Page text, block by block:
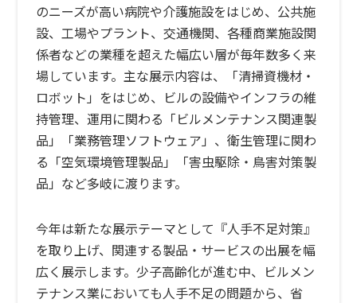
のニーズが高い病院や介護施設をはじめ、公共施
設、工場やプラント、交通機関、各種商業施設関
係者などの業種を超えた幅広い層が毎年数多く来
場しています。主な展示内容は、「清掃資機材・
ロボット」をはじめ、ビルの設備やインフラの維
持管理、運用に関わる「ビルメンテナンス関連製
品」「業務管理ソフトウェア」、衛生管理に関わ
る「空気環境管理製品」「害虫駆除・鳥害対策製
品」など多岐に渡ります。
今年は新たな展示テーマとして『人手不足対策』
を取り上げ、関連する製品・サービスの出展を幅
広く展示します。少子高齢化が進む中、ビルメン
テナンス業においても人手不足の問題から、省